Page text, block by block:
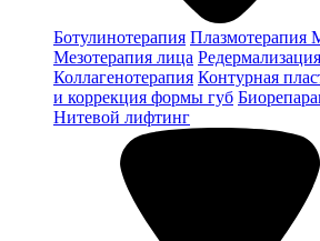
Ботулинотерапия Плазмотерапия
Мезотерапия лица Редермализация
Коллагенотерапия Контурная
и коррекция формы губ
Нитевой лифтинг